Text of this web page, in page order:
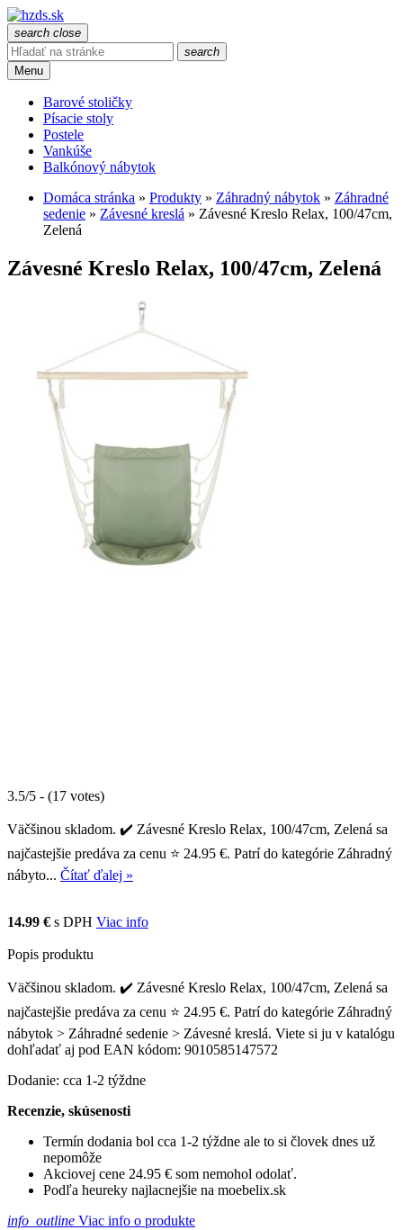
search close
search
Menu
Barové stoličky
Písacie stoly
Postele
Vankúše
Balkónový nábytok
Domáca stránka » Produkty » Záhradný nábytok » Záhradné
sedenie » Závesné kreslá » Závesné Kreslo Relax, 100/47cm,
Zelená
Závesné Kreslo Relax, 100/47cm, Zelená
3.5/5 - (17 votes)
Väčšinou skladom. ✔️ Závesné Kreslo Relax, 100/47cm, Zelená sa
najčastejšie predáva za cenu ⭐ 24.95 €. Patrí do kategórie Záhradný
nábyto... Čítať ďalej »
14.99 € s DPH Viac info
Popis produktu
Väčšinou skladom. ✔️ Závesné Kreslo Relax, 100/47cm, Zelená sa
najčastejšie predáva za cenu ⭐ 24.95 €. Patrí do kategórie Záhradný
nábytok > Záhradné sedenie > Závesné kreslá. Viete si ju v katalógu
dohľadať aj pod EAN kódom: 9010585147572
Dodanie: cca 1-2 týždne
Recenzie, skúsenosti
Termín dodania bol cca 1-2 týždne ale to si človek dnes už
nepomôže
Akciovej cene 24.95 € som nemohol odolať.
Podľa heureky najlacnejšie na moebelix.sk
info_outline Viac info o produkte